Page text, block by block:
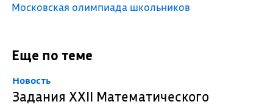
Московская олимпиада школьников
Еще по теме
Новость
Задания XXII Математического